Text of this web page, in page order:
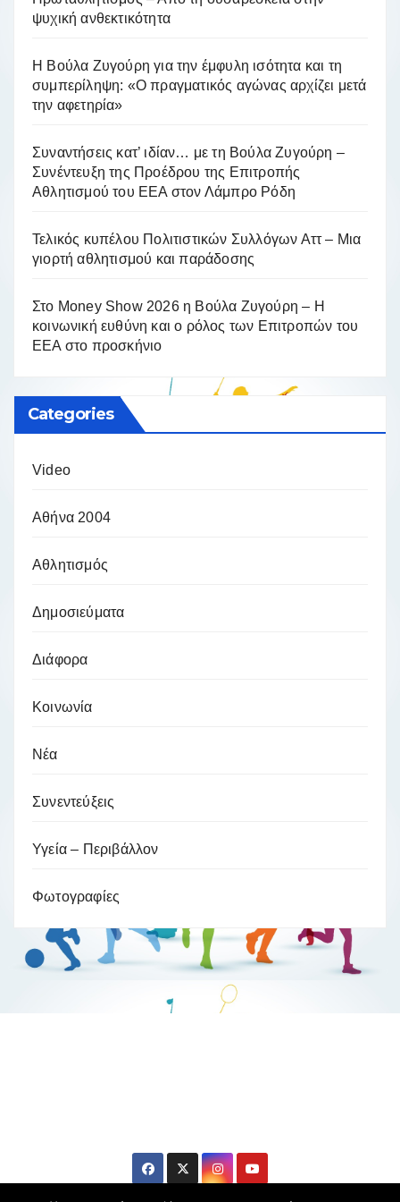
ψυχική ανθεκτικότητα
Η Βούλα Ζυγούρη για την έμφυλη ισότητα και τη
συμπερίληψη: «Ο πραγματικός αγώνας αρχίζει μετά
την αφετηρία»
Συναντήσεις κατ’ ιδίαν… με τη Βούλα Ζυγούρη –
Συνέντευξη της Προέδρου της Επιτροπής
Αθλητισμού του ΕΕΑ στον Λάμπρο Ρόδη
Τελικός κυπέλου Πολιτιστικών Συλλόγων Αττ – Μια
γιορτή αθλητισμού και παράδοσης
Στο Money Show 2026 η Βούλα Ζυγούρη – Η
κοινωνική ευθύνη και ο ρόλος των Επιτροπών του
ΕΕΑ στο προσκήνιο
Categories
Video
Αθήνα 2004
Αθλητισμός
Δημοσιεύματα
Διάφορα
Κοινωνία
Νέα
Συνεντεύξεις
Υγεία – Περιβάλλον
Φωτογραφίες